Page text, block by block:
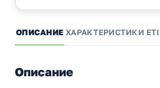
ОПИСАНИЕ ХАРАКТЕРИСТИКИ
Описание